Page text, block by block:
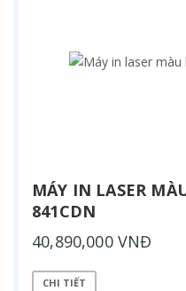
MÁY IN LASER
841CDN
40,890,000 VNĐ
CHI TIẾT